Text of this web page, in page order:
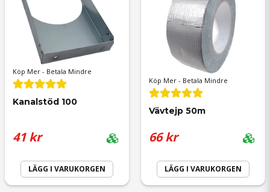
för 1 år sedan
Kenth
för 1 år sedan
Anonym
Köp Mer - Betala Mindre
Kanalstöd 100
41 kr
LÄGG I VARUKORGEN
Köp Mer - Betala Mindre
Vävtejp 50m
66 kr
LÄGG I VARUKORGEN